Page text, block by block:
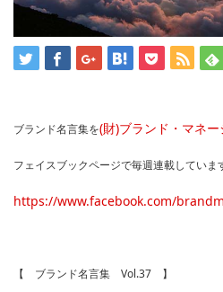
ブランド名言集を(財)ブランド・マネ
フェイスブックページで毎週連載していま
https://www.facebook.com/
【 ブランド名言集 Vol.37 】